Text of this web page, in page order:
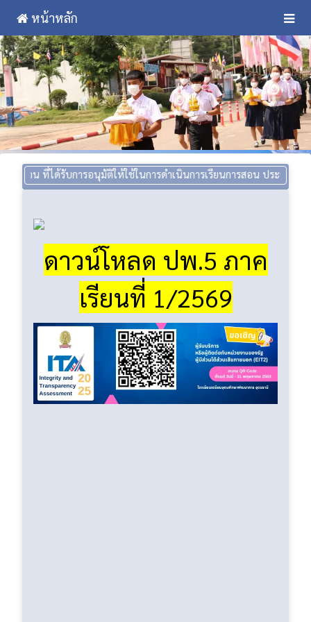
หน้าหลัก
บการอนุมัติให้ใช้ในการดำเนินการเรียนการสอน ประจำปีการศึกษา 1/
ดาวน์โหลด ปพ.5 ภาค
เรียนที่ 1/2569